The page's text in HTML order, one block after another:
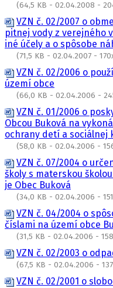
(64,5 KB - 02.04.2008 -
VZN č. 02/2007 o
pitnej vody z verejného
iné účely a o spôsobe
(71,5 KB - 02.04.2007 -
VZN č. 02/2006 o
území obce
(66,0 KB - 02.04.2006 -
VZN č. 01/2006 o
Obcou Buková na
ochrany detí a sociálnej
(58,0 KB - 02.04.2006 -
VZN č. 07/2004 o
školy s materskou
je Obec Buková
(34,0 KB - 02.04.2006 -
VZN č. 04/2004 o
číslami na území obce
(31,5 KB - 02.04.2006 -
VZN č. 02/2003 o
(67,5 KB - 02.04.2006 -
VZN č. 02/2001 o